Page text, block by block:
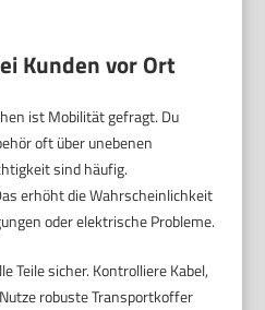
Kunden vor Ort
ist Mobilität gefragt. Du
oft über unebenen
sind häufig.
erhöht die Wahrscheinlichkeit
oder elektrische Probleme.
Teile sicher. Kontrolliere Kabel,
robuste Transportkoffer